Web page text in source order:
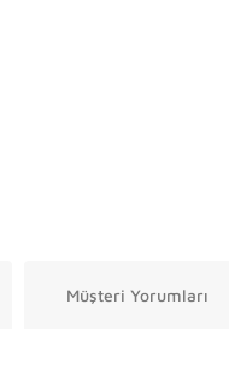
Müşteri Yorumları